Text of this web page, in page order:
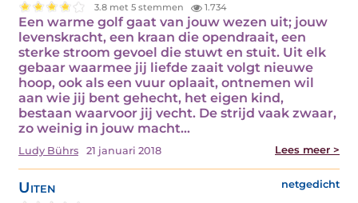
3.8 met 5 stemmen 1.734
Een warme golf gaat van jouw wezen uit; jouw
levenskracht, een kraan die opendraait, een
sterke stroom gevoel die stuwt en stuit. Uit elk
gebaar waarmee jij liefde zaait volgt nieuwe
hoop, ook als een vuur oplaait, ontnemen wil
aan wie jij bent gehecht, het eigen kind,
bestaan waarvoor jij vecht. De strijd vaak zwaar,
zo weinig in jouw macht…
Ludy Bührs 21 januari 2018 Lees meer >
Uiten netgedicht